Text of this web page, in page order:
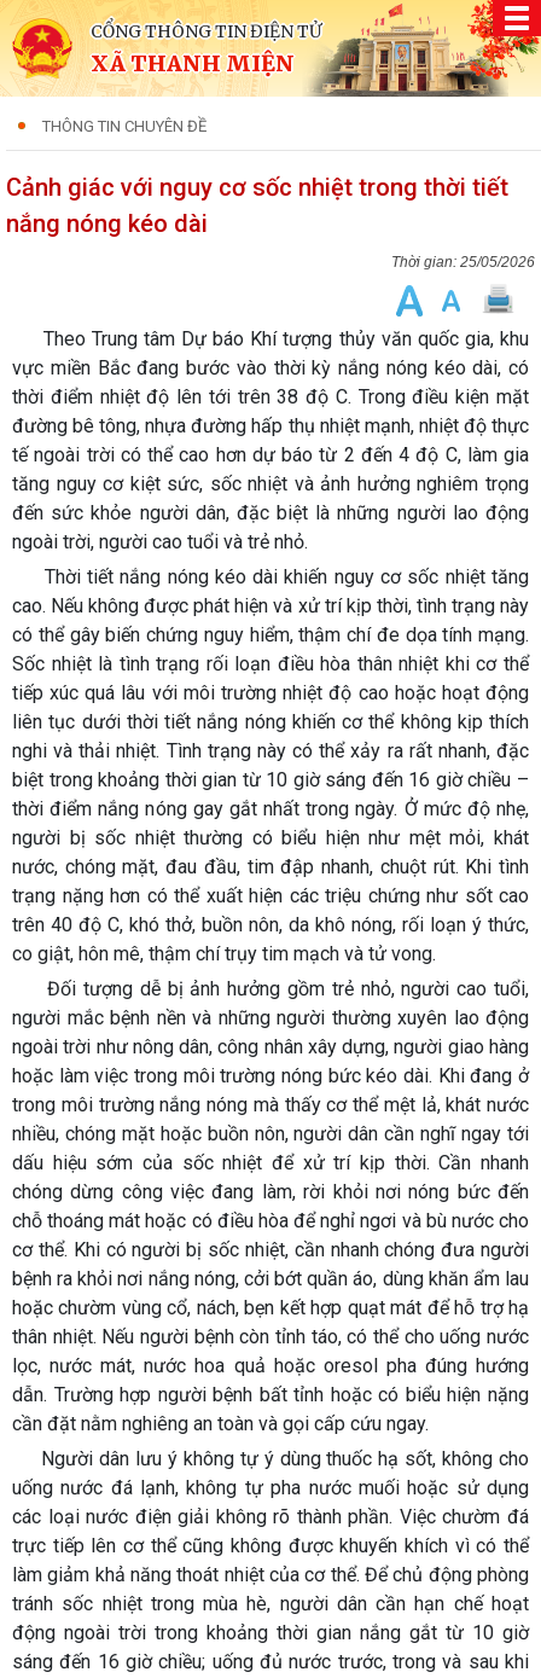
CỔNG THÔNG TIN ĐIỆN TỬ
XÃ THANH MIỆN
THÔNG TIN CHUYÊN ĐỀ
Cảnh giác với nguy cơ sốc nhiệt trong thời tiết
nắng nóng kéo dài
25/05/2026
Theo Trung tâm Dự báo Khí tượng thủy văn quốc gia, khu
vực miền Bắc đang bước vào thời kỳ nắng nóng kéo dài, có
thời điểm nhiệt độ lên tới trên 38 độ C. Trong điều kiện mặt
đường bê tông, nhựa đường hấp thụ nhiệt mạnh, nhiệt độ thực
tế ngoài trời có thể cao hơn dự báo từ 2 đến 4 độ C, làm gia
tăng nguy cơ kiệt sức, sốc nhiệt và ảnh hưởng nghiêm trọng
đến sức khỏe người dân, đặc biệt là những người lao động
ngoài trời, người cao tuổi và trẻ nhỏ.
Thời tiết nắng nóng kéo dài khiến nguy cơ sốc nhiệt tăng
cao. Nếu không được phát hiện và xử trí kịp thời, tình trạng này
có thể gây biến chứng nguy hiểm, thậm chí đe dọa tính mạng.
Sốc nhiệt là tình trạng rối loạn điều hòa thân nhiệt khi cơ thể
tiếp xúc quá lâu với môi trường nhiệt độ cao hoặc hoạt động
liên tục dưới thời tiết nắng nóng khiến cơ thể không kịp thích
nghi và thải nhiệt. Tình trạng này có thể xảy ra rất nhanh, đặc
biệt trong khoảng thời gian từ 10 giờ sáng đến 16 giờ chiều –
thời điểm nắng nóng gay gắt nhất trong ngày. Ở mức độ nhẹ,
người bị sốc nhiệt thường có biểu hiện như mệt mỏi, khát
nước, chóng mặt, đau đầu, tim đập nhanh, chuột rút. Khi tình
trạng nặng hơn có thể xuất hiện các triệu chứng như sốt cao
trên 40 độ C, khó thở, buồn nôn, da khô nóng, rối loạn ý thức,
co giật, hôn mê, thậm chí trụy tim mạch và tử vong.
Đối tượng dễ bị ảnh hưởng gồm trẻ nhỏ, người cao tuổi,
người mắc bệnh nền và những người thường xuyên lao động
ngoài trời như nông dân, công nhân xây dựng, người giao hàng
hoặc làm việc trong môi trường nóng bức kéo dài. Khi đang ở
trong môi trường nắng nóng mà thấy cơ thể mệt lả, khát nước
nhiều, chóng mặt hoặc buồn nôn, người dân cần nghĩ ngay tới
dấu hiệu sớm của sốc nhiệt để xử trí kịp thời. Cần nhanh
chóng dừng công việc đang làm, rời khỏi nơi nóng bức đến
chỗ thoáng mát hoặc có điều hòa để nghỉ ngơi và bù nước cho
cơ thể. Khi có người bị sốc nhiệt, cần nhanh chóng đưa người
bệnh ra khỏi nơi nắng nóng, cởi bớt quần áo, dùng khăn ẩm lau
hoặc chườm vùng cổ, nách, bẹn kết hợp quạt mát để hỗ trợ hạ
thân nhiệt. Nếu người bệnh còn tỉnh táo, có thể cho uống nước
lọc, nước mát, nước hoa quả hoặc oresol pha đúng hướng
dẫn. Trường hợp người bệnh bất tỉnh hoặc có biểu hiện nặng
cần đặt nằm nghiêng an toàn và gọi cấp cứu ngay.
Người dân lưu ý không tự ý dùng thuốc hạ sốt, không cho
uống nước đá lạnh, không tự pha nước muối hoặc sử dụng
các loại nước điện giải không rõ thành phần. Việc chườm đá
trực tiếp lên cơ thể cũng không được khuyến khích vì có thể
làm giảm khả năng thoát nhiệt của cơ thể. Để chủ động phòng
tránh sốc nhiệt trong mùa hè, người dân cần hạn chế hoạt
động ngoài trời trong khoảng thời gian nắng gắt từ 10 giờ
sáng đến 16 giờ chiều; uống đủ nước trước, trong và sau khi